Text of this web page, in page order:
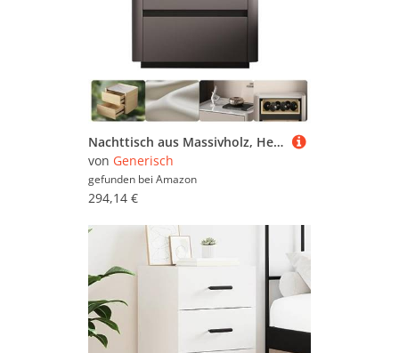
Nachttisch aus Massivholz, Hellgrau, kleiner Nachttisch mit gebogenem Profil-Design für Schlafzimmer & Wohnzimmer, kompakter Beistelltisch 40 x 40 x 48 cm
von Generisch
gefunden bei Amazon
294,14 €